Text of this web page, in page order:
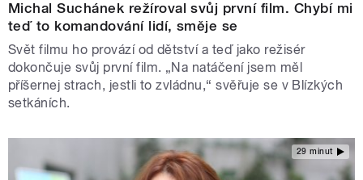
Michal Suchánek režíroval svůj první film. Chybí mi
teď to komandování lidí, směje se
Svět filmu ho provází od dětství a teď jako režisér
dokončuje svůj první film. „Na natáčení jsem měl
příšernej strach, jestli to zvládnu,“ svěřuje se v Blízkých
setkáních.
29 minut